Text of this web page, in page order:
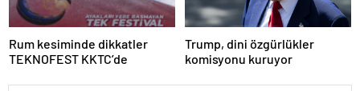
Rum kesiminde dikkatler
TEKNOFEST KKTC’de
Trump, dini özgürlükler
komisyonu kuruyor